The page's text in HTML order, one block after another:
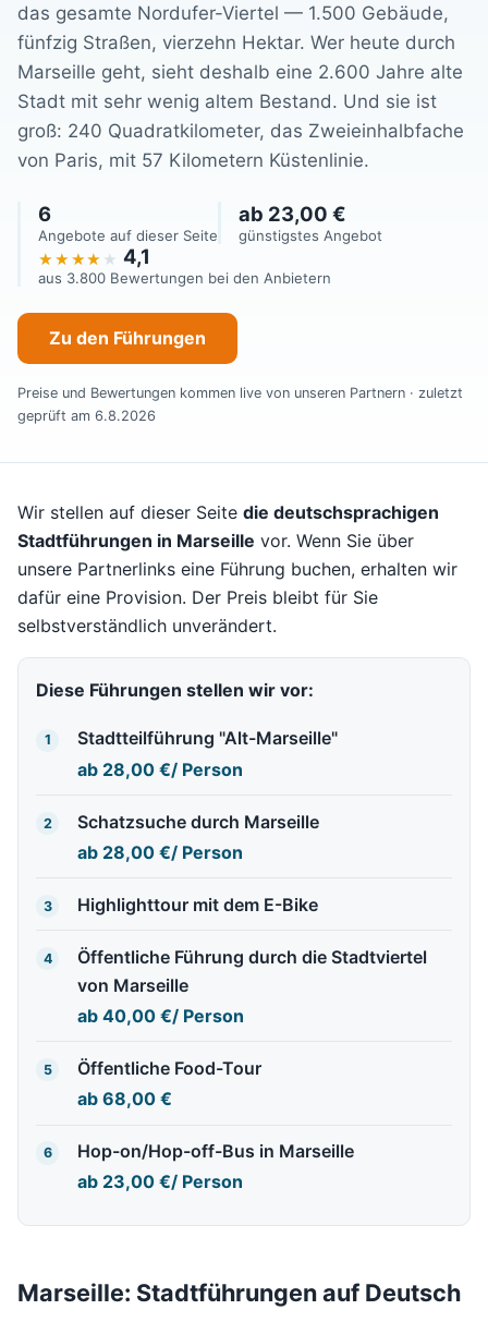
das gesamte Nordufer-Viertel — 1.500 Gebäude,
fünfzig Straßen, vierzehn Hektar. Wer heute durch
Marseille geht, sieht deshalb eine 2.600 Jahre alte
Stadt mit sehr wenig altem Bestand. Und sie ist
groß: 240 Quadratkilometer, das Zweieinhalbfache
von Paris, mit 57 Kilometern Küstenlinie.
6
Angebote auf dieser Seite
ab 23,00 €
günstigstes Angebot
4,1
aus 3.800 Bewertungen bei den Anbietern
Zu den Führungen
Preise und Bewertungen kommen live von unseren Partnern · zuletzt
geprüft am 6.8.2026
Wir stellen auf dieser Seite die deutschsprachigen
Stadtführungen in Marseille vor. Wenn Sie über
unsere Partnerlinks eine Führung buchen, erhalten wir
dafür eine Provision. Der Preis bleibt für Sie
selbstverständlich unverändert.
Diese Führungen stellen wir vor:
1
Stadtteilführung "Alt-Marseille"
ab 28,00 €/ Person
2
Schatzsuche durch Marseille
ab 28,00 €/ Person
3 Highlighttour mit dem E-Bike
4
Öffentliche Führung durch die Stadtviertel
von Marseille
ab40,00 €/ Person
5
Öffentliche Food-Tour
ab68,00 €
6
Hop-on/Hop-off-Bus in Marseille
ab 23,00 €/ Person
Marseille: Stadtführungen auf Deutsch